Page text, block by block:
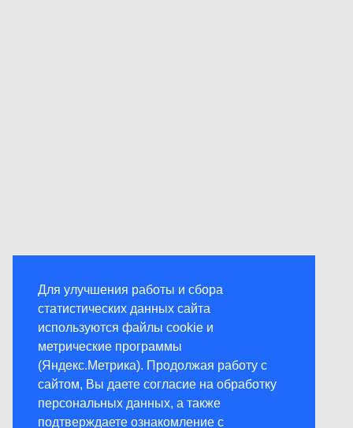
Для улучшения работы и сбора
статистических данных сайта
используются файлы cookie и
метрические программы
(Яндекс.Метрика). Продолжая работу с
сайтом, Вы даете согласие на обработку
персональных данных, а также
подтверждаете ознакомление с